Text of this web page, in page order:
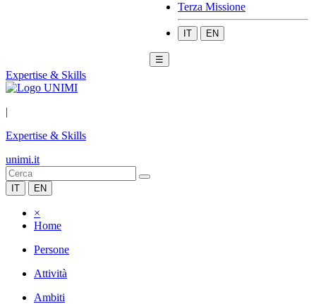
Terza Missione
IT EN
☰
Expertise & Skills
|
Expertise & Skills
unimi.it
IT EN
×
Home
Persone
Attività
Ambiti